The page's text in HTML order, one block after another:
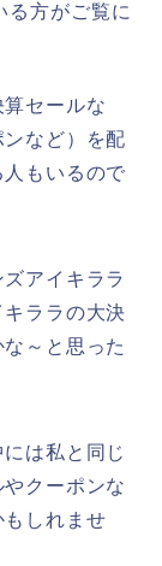
る方がご覧に
セールな
など）を配
もいるので
アイキララ
ララの大決
～と思った
は私と同じ
クーポンな
もしれませ